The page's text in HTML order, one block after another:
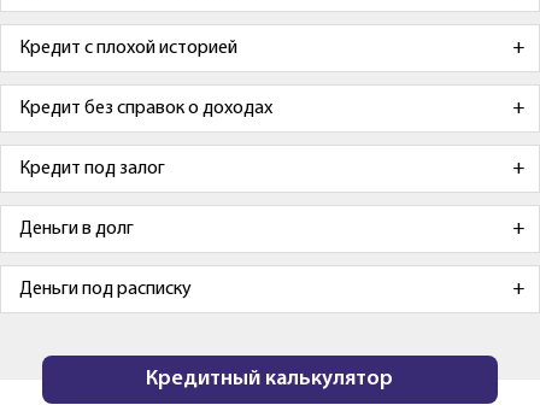
Кредит с плохой историей
Кредит без справок о доходах
Кредит под залог
Деньги в долг
Деньги под расписку
Кредитный калькулятор